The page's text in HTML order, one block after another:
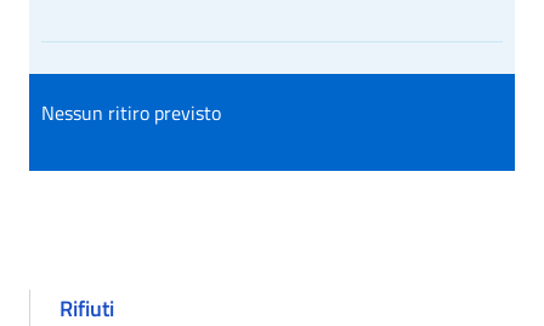
Nessun ritiro previsto
Rifiuti